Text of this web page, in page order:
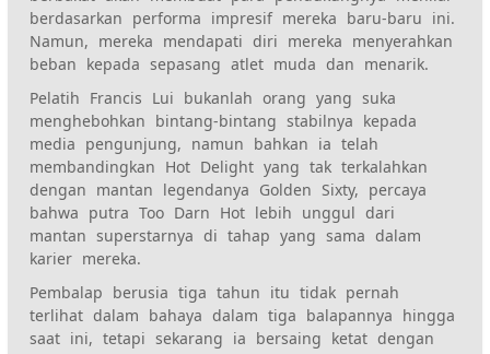
berdasarkan performa impresif mereka baru-baru ini.
Namun, mereka mendapati diri mereka menyerahkan
beban kepada sepasang atlet muda dan menarik.
Pelatih Francis Lui bukanlah orang yang suka
menghebohkan bintang-bintang stabilnya kepada
media pengunjung, namun bahkan ia telah
membandingkan Hot Delight yang tak terkalahkan
dengan mantan legendanya Golden Sixty, percaya
bahwa putra Too Darn Hot lebih unggul dari
mantan superstarnya di tahap yang sama dalam
karier mereka.
Pembalap berusia tiga tahun itu tidak pernah
terlihat dalam bahaya dalam tiga balapannya hingga
saat ini, tetapi sekarang ia bersaing ketat dengan